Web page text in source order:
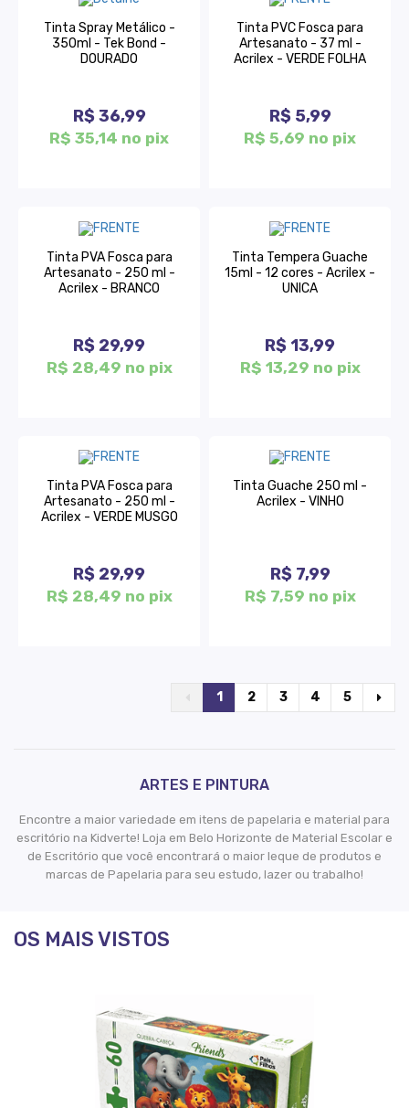
Tinta Spray Metálico -
350ml - Tek Bond -
DOURADO
R$ 36,99
R$ 35,14 no pix
Tinta PVC Fosca para
Artesanato - 37 ml -
Acrilex - VERDE FOLHA
R$ 5,99
R$ 5,69 no pix
Tinta PVA Fosca para
Artesanato - 250 ml -
Acrilex - BRANCO
R$ 29,99
R$ 28,49 no pix
Tinta Tempera Guache
15ml - 12 cores - Acrilex -
UNICA
R$ 13,99
R$ 13,29 no pix
Tinta PVA Fosca para
Artesanato - 250 ml -
Acrilex - VERDE MUSGO
R$ 29,99
R$ 28,49 no pix
Tinta Guache 250 ml -
Acrilex - VINHO
R$ 7,99
R$ 7,59 no pix
1 2 3 4 5
ARTES E PINTURA
Encontre a maior variedade em itens de papelaria e material para
escritório na Kidverte! Loja em Belo Horizonte de Material Escolar e
de Escritório que você encontrará o maior leque de produtos e
marcas de Papelaria para seu estudo, lazer ou trabalho!
OS MAIS VISTOS